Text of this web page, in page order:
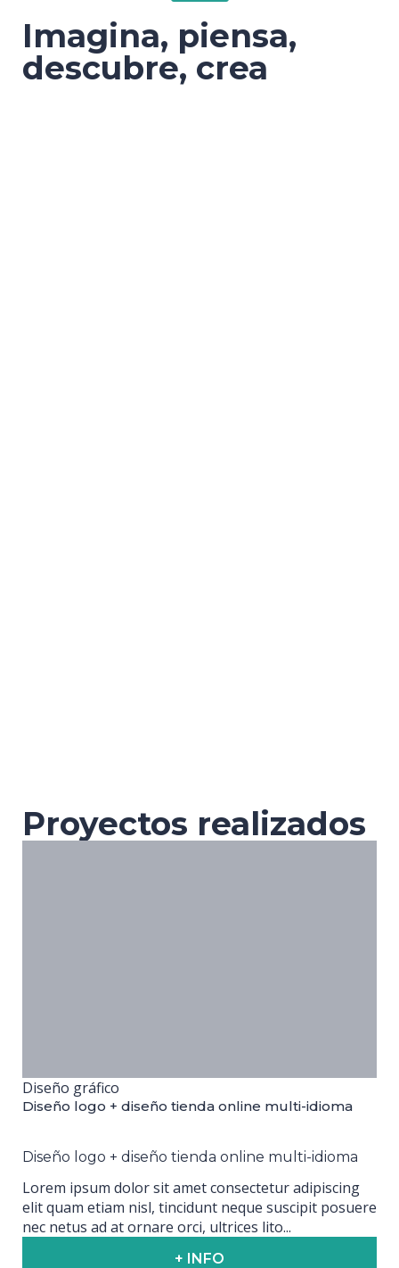
Imagina, piensa,
descubre, crea
Proyectos realizados
Diseño gráfico
Diseño logo + diseño tienda online multi-idioma
Diseño logo + diseño tienda online multi-idioma
Lorem ipsum dolor sit amet consectetur adipiscing
elit quam etiam nisl, tincidunt neque suscipit posuere
nec netus ad at ornare orci, ultrices lito...
+ INFO